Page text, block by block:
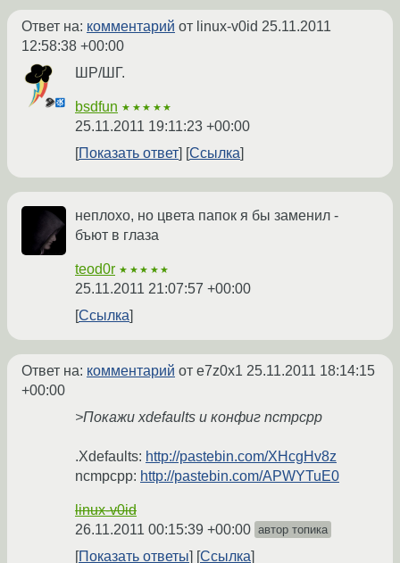
Ответ на: комментарий от linux-v0id 25.11.2011
12:58:38 +00:00
ШР/ШГ.
bsdfun ★★★★★
25.11.2011 19:11:23 +00:00
Показать ответ
Ссылка
неплохо, но цвета папок я бы заменил -
бъют в глаза
teod0r ★★★★★
25.11.2011 21:07:57 +00:00
Ссылка
Ответ на: комментарий от e7z0x1 25.11.2011 18:14:15
+00:00
>Покажи xdefaults и конфиг ncmpcpp
.Xdefaults: http://pastebin.com/XHcgHv8z
ncmpcpp: http://pastebin.com/APWYTuE0
linux-v0id
26.11.2011 00:15:39 +00:00 автор топика
Показать ответы Ссылка